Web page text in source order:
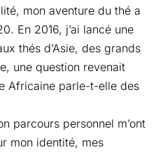
mon aventure du thé a
En 2016, j’ai lancé une
thés d’Asie, des grands
une question revenait
Africaine parle-t-elle des
parcours personnel m’ont
mon identité, mes